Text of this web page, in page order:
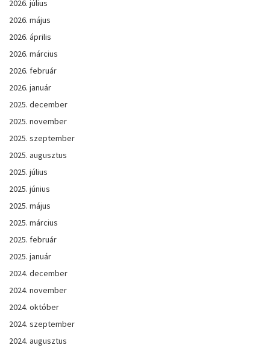
2026. július
2026. május
2026. április
2026. március
2026. február
2026. január
2025. december
2025. november
2025. szeptember
2025. augusztus
2025. július
2025. június
2025. május
2025. március
2025. február
2025. január
2024. december
2024. november
2024. október
2024. szeptember
2024. augusztus